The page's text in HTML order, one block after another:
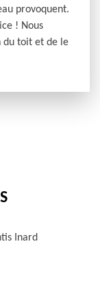
provoquent.
! Nous
du toit et de le
Inard